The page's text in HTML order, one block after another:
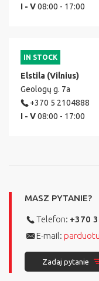
I - V08:00 - 17:00
IN STOCK
Elstila (Vilnius)
Geologų g. 7a
+370 5 2104888
I - V08:00 - 17:00
MASZ PYTANIE?
Telefon: +370
E-mail:
Zadaj pytanie